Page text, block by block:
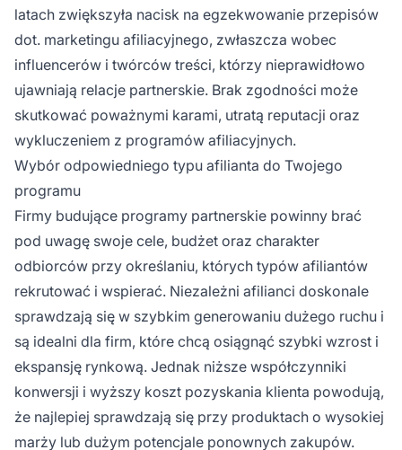
latach zwiększyła nacisk na egzekwowanie przepisów
dot. marketingu afiliacyjnego, zwłaszcza wobec
influencerów i twórców treści, którzy nieprawidłowo
ujawniają relacje partnerskie. Brak zgodności może
skutkować poważnymi karami, utratą reputacji oraz
wykluczeniem z programów afiliacyjnych.
Wybór odpowiedniego typu afilianta do Twojego
programu
Firmy budujące programy partnerskie powinny brać
pod uwagę swoje cele, budżet oraz charakter
odbiorców przy określaniu, których typów afiliantów
rekrutować i wspierać. Niezależni afilianci doskonale
sprawdzają się w szybkim generowaniu dużego ruchu i
są idealni dla firm, które chcą osiągnąć szybki wzrost i
ekspansję rynkową. Jednak niższe współczynniki
konwersji i wyższy koszt pozyskania klienta powodują,
że najlepiej sprawdzają się przy produktach o wysokiej
marży lub dużym potencjale ponownych zakupów.